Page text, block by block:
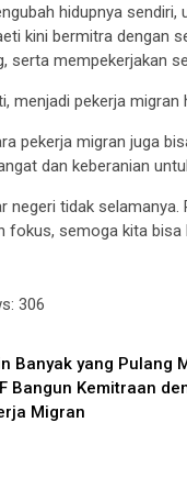
hidupnya
kini bermitra dengan
serta mempekerjakan
menjadi pekerja migran
pekerja migran juga
dan keberanian
negeri tidak
fokus, semoga kita bisa
306
Banyak yang Pulang
Bangun Kemitraan
Migran